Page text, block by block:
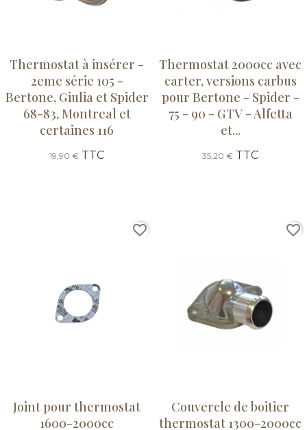
Thermostat à insérer -
2eme série 105 -
Bertone, Giulia et Spider
68-83, Montreal et
certaines 116
19,90 € TTC
Thermostat 2000cc avec
carter, versions carbus
pour Bertone - Spider -
75 - 90 - GTV - Alfetta
et...
35,20 € TTC
Joint pour thermostat
1600-2000cc
favorite_border
Couvercle de boitier
thermostat 1300-2000cc
favorite_border